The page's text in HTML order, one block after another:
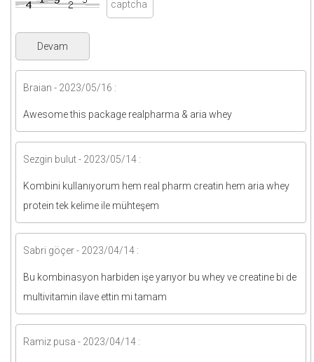
Braian - 2023/05/16 :
Awesome this package realpharma & aria whey
Sezgin bulut - 2023/05/14 :
Kombini kullanıyorum hem real pharm creatin hem aria whey
protein tek kelime ile mühteşem
Sabri göçer - 2023/04/14 :
Bu kombinasyon harbiden işe yarıyor bu whey ve creatine bi de
multivitamin ilave ettin mi tamam
Ramiz pusa - 2023/04/14 :